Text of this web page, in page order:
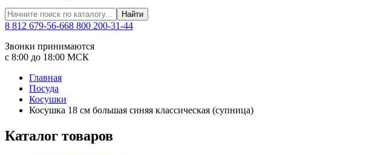
Найти
8 812 679-56-668 800 200-31-44
Звонки принимаются
с 8:00 до 18:00 МСК
Главная
Посуда
Косушки
Косушка 18 см большая синяя классическая (супница)
Каталог товаров